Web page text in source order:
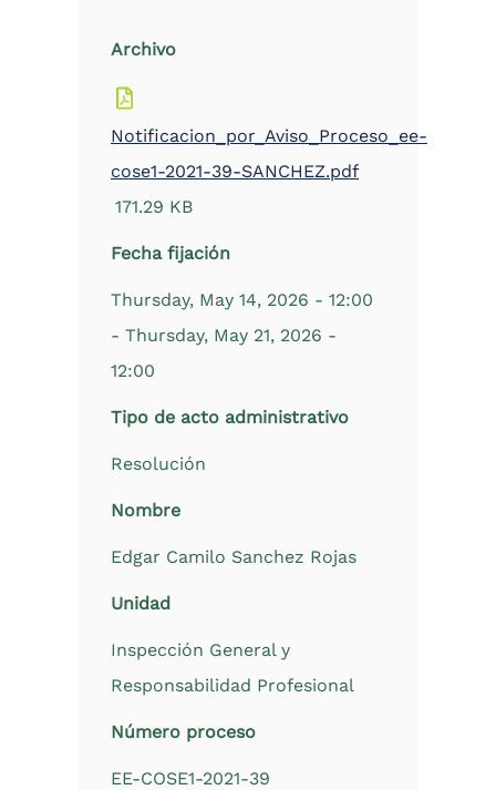
Archivo
Notificacion_por_Aviso_Proceso_ee-
cose1-2021-39-SANCHEZ.pdf
171.29 KB
Fecha fijación
Thursday, May 14, 2026 - 12:00
- Thursday, May 21, 2026 -
12:00
Tipo de acto administrativo
Resolución
Nombre
Edgar Camilo Sanchez Rojas
Unidad
Inspección General y
Responsabilidad Profesional
Número proceso
EE-COSE1-2021-39